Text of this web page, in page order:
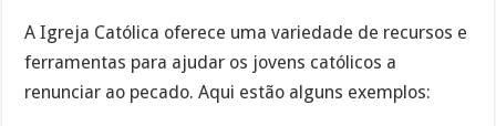
A Igreja Católica oferece uma variedade de recursos e
ferramentas para ajudar os jovens católicos a
renunciar ao pecado. Aqui estão alguns exemplos: